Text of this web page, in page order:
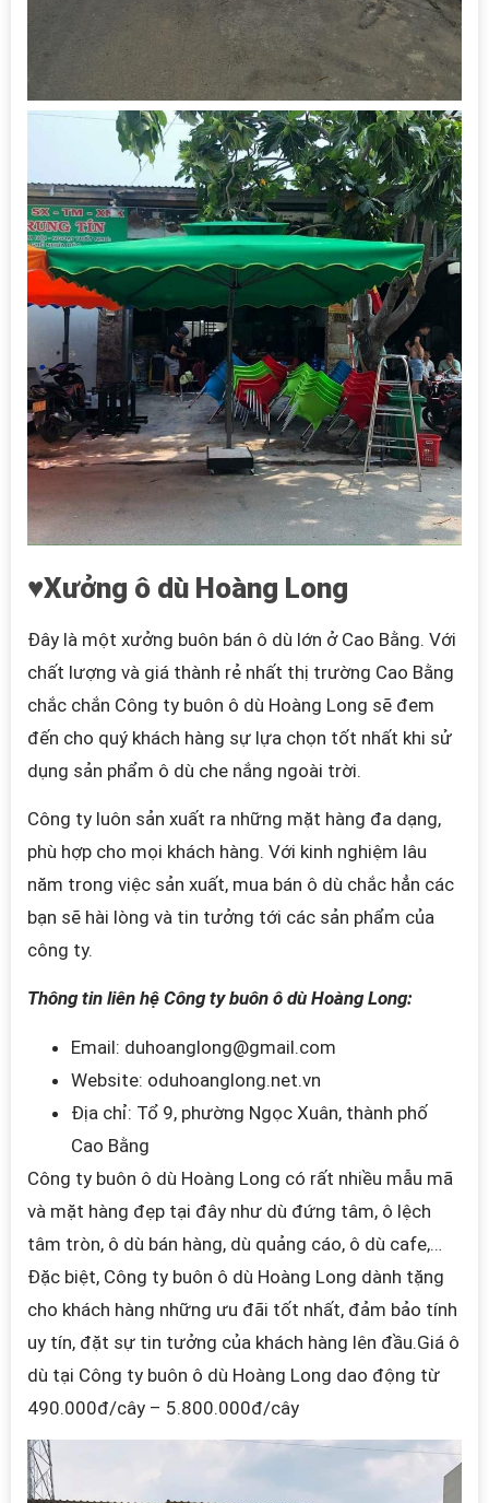
♥Xưởng ô dù Hoàng Long
Đây là một xưởng buôn bán ô dù lớn ở Cao Bằng. Với
chất lượng và giá thành rẻ nhất thị trường Cao Bằng
chắc chắn Công ty buôn ô dù Hoàng Long sẽ đem
đến cho quý khách hàng sự lựa chọn tốt nhất khi sử
dụng sản phẩm ô dù che nắng ngoài trời.
Công ty luôn sản xuất ra những mặt hàng đa dạng,
phù hợp cho mọi khách hàng. Với kinh nghiệm lâu
năm trong việc sản xuất, mua bán ô dù chắc hẳn các
bạn sẽ hài lòng và tin tưởng tới các sản phẩm của
công ty.
Thông tin liên hệ Công ty buôn ô dù Hoàng Long:
Email: duhoanglong@gmail.com
Website: oduhoanglong.net.vn
Địa chỉ: Tổ 9, phường Ngọc Xuân, thành phố
Cao Bằng
Công ty buôn ô dù Hoàng Long có rất nhiều mẫu mã
và mặt hàng đẹp tại đây như dù đứng tâm, ô lệch
tâm tròn, ô dù bán hàng, dù quảng cáo, ô dù cafe,…
Đặc biệt, Công ty buôn ô dù Hoàng Long dành tặng
cho khách hàng những ưu đãi tốt nhất, đảm bảo tính
uy tín, đặt sự tin tưởng của khách hàng lên đầu.Giá ô
dù tại Công ty buôn ô dù Hoàng Long dao động từ
490.000đ/cây – 5.800.000đ/cây